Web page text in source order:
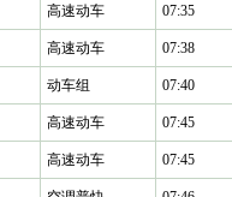
高速动车 07:35
高速动车 07:38
动车组 07:40
高速动车 07:45
高速动车 07:45